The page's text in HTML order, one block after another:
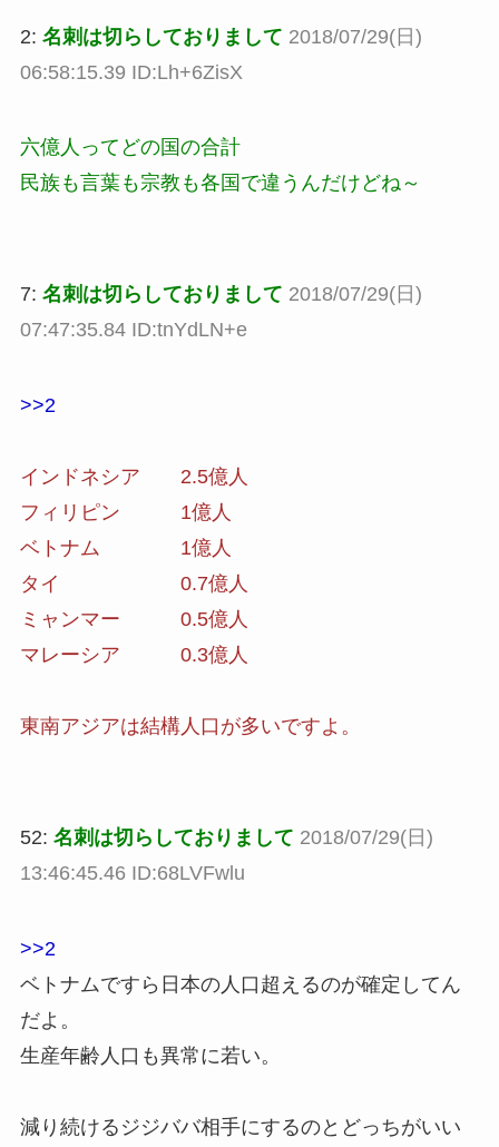
2: 名刺は切らしておりまして 2018/07/29(日)
06:58:15.39 ID:Lh+6ZisX
六億人ってどの国の合計
民族も言葉も宗教も各国で違うんだけどね～
7: 名刺は切らしておりまして 2018/07/29(日)
07:47:35.84 ID:tnYdLN+e
>>2
インドネシア 2.5億人
フィリピン 1億人
ベトナム 1億人
タイ 0.7億人
ミャンマー 0.5億人
マレーシア 0.3億人
東南アジアは結構人口が多いですよ。
52: 名刺は切らしておりまして 2018/07/29(日)
13:46:45.46 ID:68LVFwlu
>>2
ベトナムですら日本の人口超えるのが確定してん
だよ。
生産年齢人口も異常に若い。
減り続けるジジババ相手にするのとどっちがいい